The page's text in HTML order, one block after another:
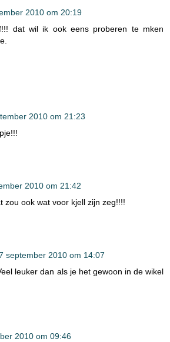
2010 om 20:19
dat wil ik ook eens proberen te mken
2010 om 21:23
2010 om 21:42
zou ook wat voor kjell zijn zeg!!!!
september 2010 om 14:07
leuker dan als je het gewoon in de wikel
2010 om 09:46